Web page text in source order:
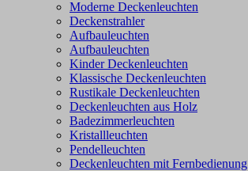
Moderne Deckenleuchten
Deckenstrahler
Aufbauleuchten
Aufbauleuchten
Kinder Deckenleuchten
Klassische Deckenleuchten
Rustikale Deckenleuchten
Deckenleuchten aus Holz
Badezimmerleuchten
Kristallleuchten
Pendelleuchten
Deckenleuchten mit Fernbedienung